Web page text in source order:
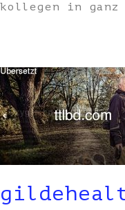
kollegen in ganz